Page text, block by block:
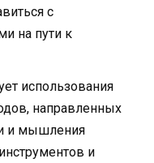
с
на пути к
использования
направленных
и мышления
и